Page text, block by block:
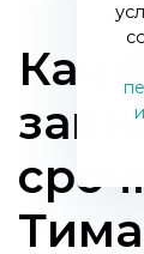
Как